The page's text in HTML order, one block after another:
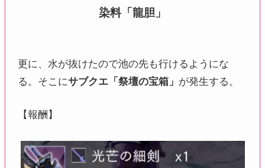
染料「龍胆」
更に、水が抜けたので池の先も行けるようにな
る。そこにサブクエ「祭壇の宝箱」 が発生する。
【報酬】